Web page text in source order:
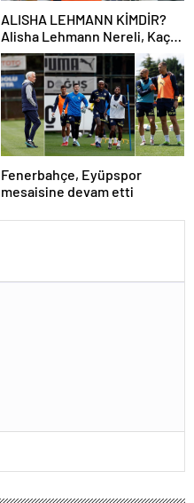
ALISHA LEHMANN KİMDİR?
Alisha Lehmann Nereli, Kaç
Yaşında, Hangi Takımda
Oynuyor?
Fenerbahçe, Eyüpspor
mesaisine devam etti